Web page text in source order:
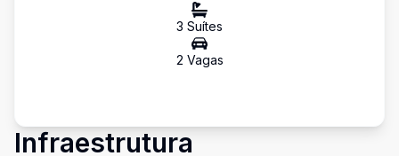
3 Suítes
2 Vagas
Infraestrutura